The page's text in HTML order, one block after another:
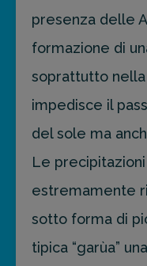
presenza delle
formazione di
soprattutto
impedisce il
del sole ma
Le
estremamente
sotto forma di
tipica “garùa”